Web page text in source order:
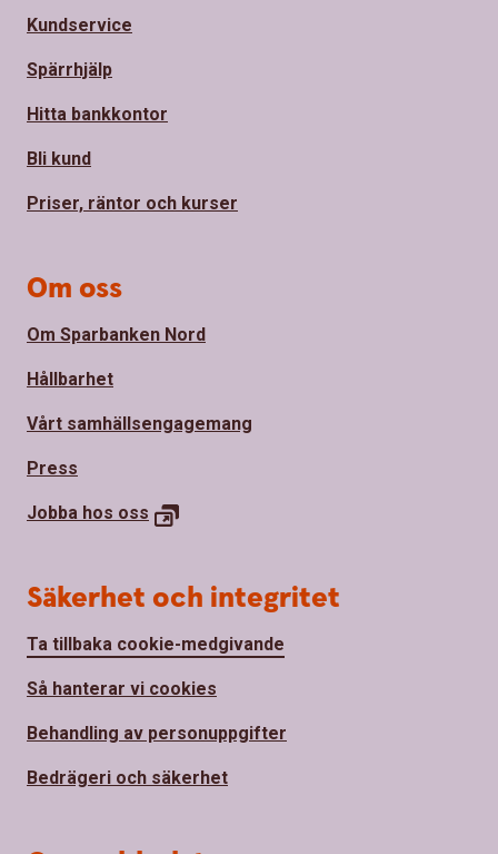
Kundservice
Spärrhjälp
Hitta bankkontor
Bli kund
Priser, räntor och kurser
Om oss
Om Sparbanken Nord
Hållbarhet
Vårt samhällsengagemang
Press
Jobba hos oss
Säkerhet och integritet
Ta tillbaka cookie-medgivande
Så hanterar vi cookies
Behandling av personuppgifter
Bedrägeri och säkerhet